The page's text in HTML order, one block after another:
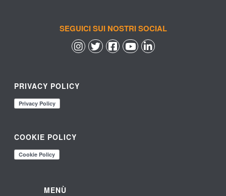
SEGUICI SUI NOSTRI SOCIAL
PRIVACY POLICY
COOKIE POLICY
MENÙ